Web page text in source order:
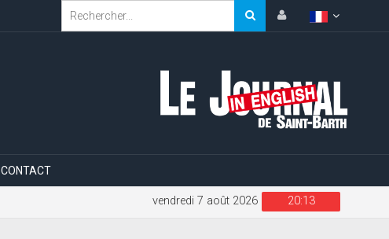
CONTACT
20:13
vendredi 7 août 2026